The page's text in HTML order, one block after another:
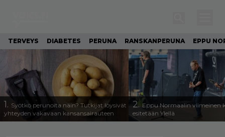
TERVEYS DIABETES PERUNA RANSKANPERUNA EPPU
1. Syötkö perunoita näin? Tutkijat löysivät
yhteyden vakavaan kansansairauteen
2. Eppu Normaalin viimeinen
esitetään Ylellä